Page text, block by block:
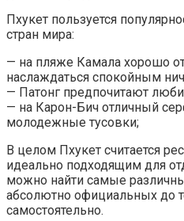
Пхукет пользуется
стран мира:
— на пляже Камала хорошо
наслаждаться спокойным
— Патонг предпочитают
— на Карон-Бич отличный
молодежные тусовки;
В целом Пхукет считается
идеально подходящим для
можно найти самые
абсолютно официальных до
самостоятельно.